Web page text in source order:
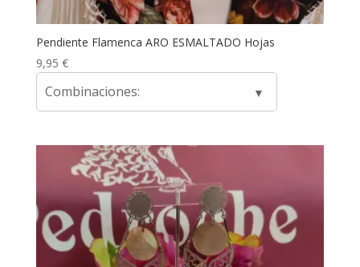
Pendiente Flamenca ARO ESMALTADO Hojas
9,95 €
Combinaciones: